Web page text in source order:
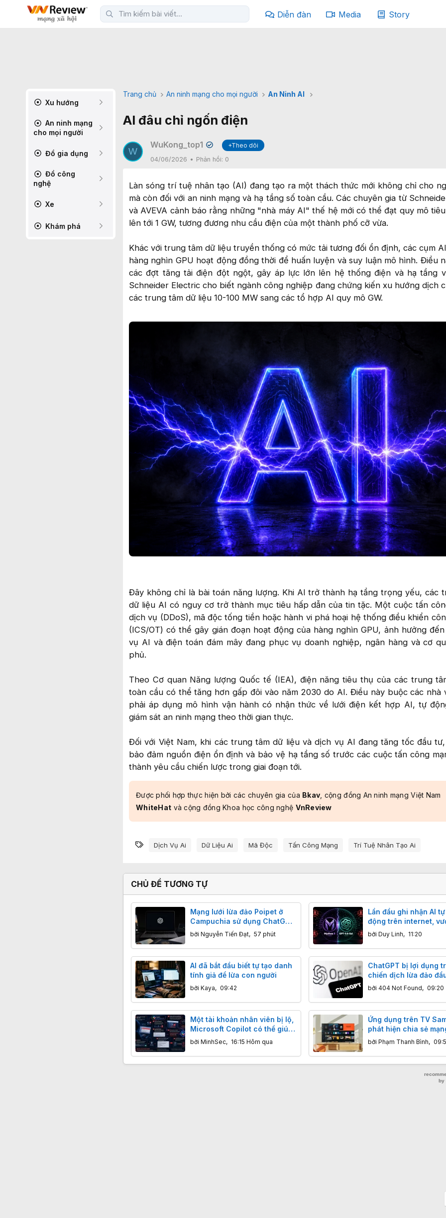
Diễn đàn Media Story
Xu hướng
An ninh mạng
cho mọi người
Đồ gia dụng
Đồ công
nghệ
Xe
Khám phá
Trang chủ An ninh mạng cho mọi người An Ninh AI
AI đâu chỉ ngốn điện
W
WuKong_top1 ✔
+Theo dõi
04/06/2026
Phản hồi: 0
Làn sóng trí tuệ nhân tạo (AI) đang tạo ra một thách thức mới không chỉ cho
mà còn đối với an ninh mạng và hạ tầng số toàn cầu. Các chuyên gia từ
và AVEVA cảnh báo rằng những "nhà máy AI" thế hệ mới có thể đạt quy mô
lên tới 1 GW, tương đương nhu cầu điện của một thành phố cỡ vừa.
Khác với trung tâm dữ liệu truyền thống có mức tải tương đối ổn định, các cụm
hàng nghìn GPU hoạt động đồng thời để huấn luyện và suy luận mô hình. Điều
các đợt tăng tải điện đột ngột, gây áp lực lớn lên hệ thống điện và hạ tầng
Schneider Electric cho biết ngành công nghiệp đang chứng kiến xu hướng dịch
các trung tâm dữ liệu 10-100 MW sang các tổ hợp AI quy mô GW.
Đây không chỉ là bài toán năng lượng. Khi AI trở thành hạ tầng trọng yếu, các
dữ liệu AI có nguy cơ trở thành mục tiêu hấp dẫn của tin tặc. Một cuộc tấn
dịch vụ (DDoS), mã độc tống tiền hoặc hành vi phá hoại hệ thống điều khiển
(ICS/OT) có thể gây gián đoạn hoạt động của hàng nghìn GPU, ảnh hưởng
vụ AI và điện toán đám mây đang phục vụ doanh nghiệp, ngân hàng và cơ
phủ.
Theo Cơ quan Năng lượng Quốc tế (IEA), điện năng tiêu thụ của các trung
toàn cầu có thể tăng hơn gấp đôi vào năm 2030 do AI. Điều này buộc các nhà
phải áp dụng mô hình vận hành có nhận thức về lưới điện kết hợp AI, tự
giám sát an ninh mạng theo thời gian thực.
Đối với Việt Nam, khi các trung tâm dữ liệu và dịch vụ AI đang tăng tốc đầu
bảo đảm nguồn điện ổn định và bảo vệ hạ tầng số trước các cuộc tấn công
thành yêu cầu chiến lược trong giai đoạn tới.​
Được phối hợp thực hiện bởi các chuyên gia của Bkav , cộng đồng An ninh mạng Việt Nam
WhiteHat và cộng đồng Khoa học công nghệ VnReview
Từ khóa
Dịch Vụ Ai Dữ Liệu Ai Mã Độc Tấn Công Mạng Trí Tuệ Nhân Tạo Ai
CHỦ ĐỀ TƯƠNG TỰ
Mạng lưới lừa đảo Poipet ở
Campuchia sử dụng ChatGPT
hoạt động thế nào?
bởi Nguyễn Tiến Đạt, 57 phút
Lần đầu ghi nhận AI
động trên internet,
kiểm soát của chuyên
bởi Duy Linh, 11:20
AI đã bắt đầu biết tự tạo danh
tính giả để lừa con người
bởi Kaya, 09:42
ChatGPT bị lợi dụng
chiến dịch lừa đảo
cảm và cờ bạc
bởi 404 Not Found, 09:20
Một tài khoản nhân viên bị lộ,
Microsoft Copilot có thể giúp
tin tặc chiếm luôn tài khoản
bởi MinhSec, 16:15 Hôm qua
Ứng dụng trên TV
phát hiện chia sẻ
Internet của người
bởi Phạm Thanh Bình,